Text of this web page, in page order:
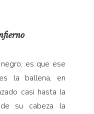
es que ese
la ballena, en
casi hasta la
su cabeza la